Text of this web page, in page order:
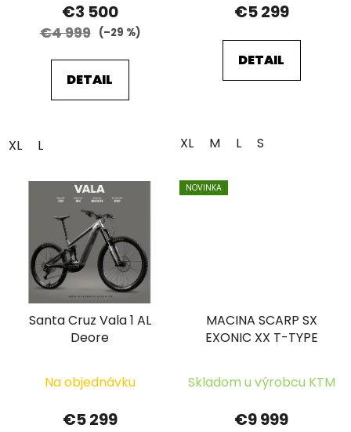
€3 500
€4 999 (–29 %)
DETAIL
XL L
€5 299
DETAIL
XL M L S
Santa Cruz Vala 1 AL
Deore
Na objednávku
€5 299
NOVINKA
MACINA SCARP SX
EXONIC XX T-TYPE
Skladom u výrobcu KTM
€9 999